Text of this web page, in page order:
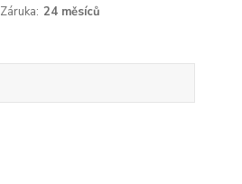
Záruka: 24 měsíců